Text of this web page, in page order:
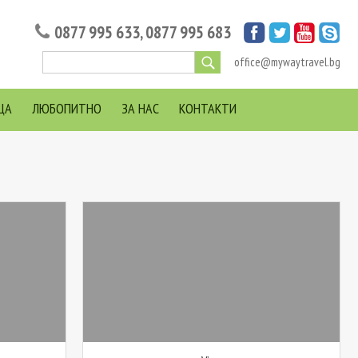
0877 995 633,0877 995 683
office@mywaytravel.bg
ЛЮБОПИТНО ЗА НАС КОНТАКТИ